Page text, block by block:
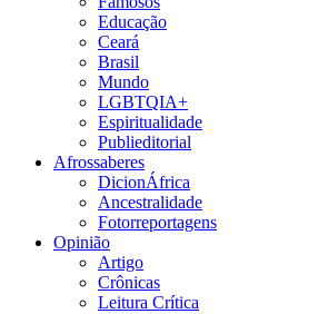
Educação
Ceará
Brasil
Mundo
LGBTQIA+
Espiritualidade
Publieditorial
Afrossaberes
DicionÁfrica
Ancestralidade
Fotorreportagens
Opinião
Artigo
Crônicas
Leitura Crítica